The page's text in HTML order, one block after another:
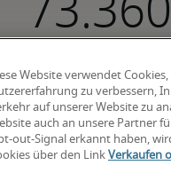
12%
Website verwendet
zu verbessern,
auf unserer Website zu
auch an unsere Partner
out-Signal erkannt haben,
über den Link Verkaufen